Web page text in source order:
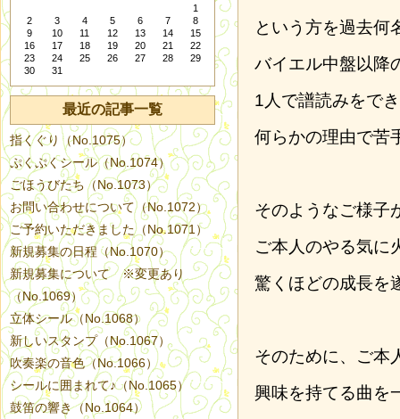
という方を過去何
バイエル中盤以降
1人で譜読みをで
何らかの理由で苦
そのようなご様子
ご本人のやる気に
驚くほどの成長を
そのために、ご本
興味を持てる曲を
1
2
3 4 5 6 7
8
9
10 11 12 13 14
15
16
17 18 19 20 21
22
23
24 25 26 27 28
29
30
31
最近の記事一覧
指くぐり（No.1075）
ぷくぷくシール（No.1074）
ごほうびたち（No.1073）
お問い合わせについて（No.1072）
ご予約いただきました（No.1071）
新規募集の日程（No.1070）
新規募集について ※変更あり
（No.1069）
立体シール（No.1068）
新しいスタンプ（No.1067）
吹奏楽の音色（No.1066）
シールに囲まれて♪（No.1065）
鼓笛の響き（No.1064）